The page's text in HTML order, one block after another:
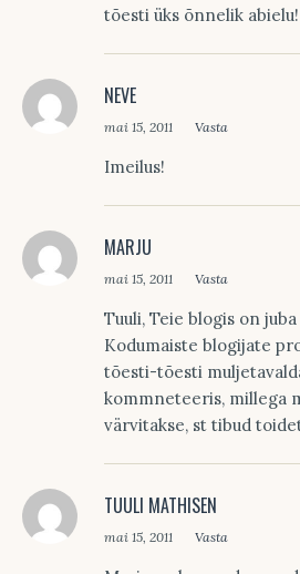
tõesti üks õnnelik abielu!
NEVE
mai 15, 2011 Vasta
Imeilus!
MARJU
mai 15, 2011 Vasta
Tuuli, Teie blogis on
Kodumaiste blogijate
tõesti-tõesti
kommneteeris, millega
värvitakse, st tibud
TUULI MATHISEN
mai 15, 2011 Vasta